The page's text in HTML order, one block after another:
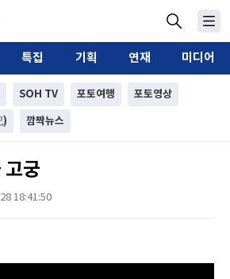
특집 기획 연재 미디어
SOH TV 포토여행 포토영상
) 깜짝뉴스
고궁
18:41:50